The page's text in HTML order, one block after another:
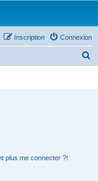
Connexion
Inscription
plus me connecter ?!